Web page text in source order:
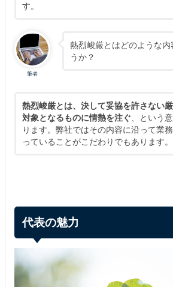
す。
筆者
熱烈峻厳とはどのような内
うか？
熱烈峻厳とは、決して妥協を許さない
対象となるものに情熱を注ぐ 、という
ります。弊社ではその内容に沿って業
っていることがこだわりでもあります。
代表の魅力